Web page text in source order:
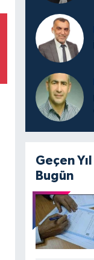
Geçen Yıl
Bugün